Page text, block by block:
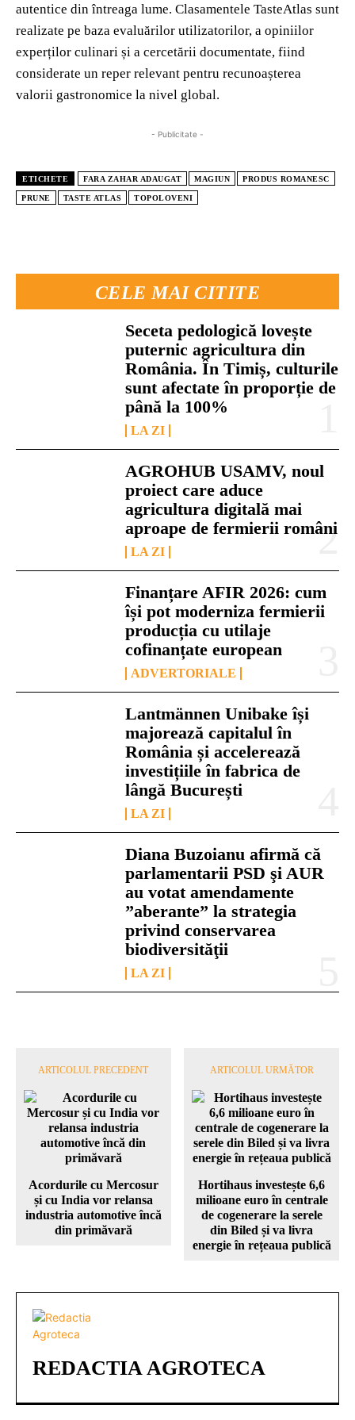
CELE MAI CITITE
Seceta pedologică lovește
puternic agricultura din
România. În Timiș, culturile
sunt afectate în proporție de
până la 100%
LA ZI
AGROHUB USAMV, noul
proiect care aduce
agricultura digitală mai
aproape de fermierii români
LA ZI
Finanțare AFIR 2026: cum
își pot moderniza fermierii
producția cu utilaje
cofinanțate european
ADVERTORIALE
Lantmännen Unibake își
majorează capitalul în
România și accelerează
investițiile în fabrica de
lângă București
LA ZI
Diana Buzoianu afirmă că
parlamentarii PSD şi AUR
au votat amendamente
”aberante” la strategia
privind conservarea
biodiversităţii
LA ZI
autentice din întreaga lume. Clasamentele TasteAtlas sunt
realizate pe baza evaluărilor utilizatorilor, a opiniilor
experților culinari și a cercetării documentate, fiind
considerate un reper relevant pentru recunoașterea
valorii gastronomice la nivel global.
- Publicitate -
ETICHETE FARA ZAHAR ADAUGAT MAGIUN PRODUS ROMANESC
PRUNE TASTE ATLAS TOPOLOVENI
ARTICOLUL PRECEDENT
Acordurile cu Mercosur
și cu India vor relansa
industria automotive încă
din primăvară
ARTICOLUL URMĂTOR
Hortihaus investește 6,6
milioane euro în centrale
de cogenerare la serele
din Biled și va livra
energie în rețeaua publică
REDACTIA AGROTECA